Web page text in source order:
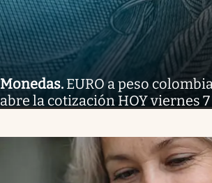
Monedas. EURO a peso
abre la cotización HOY viernes